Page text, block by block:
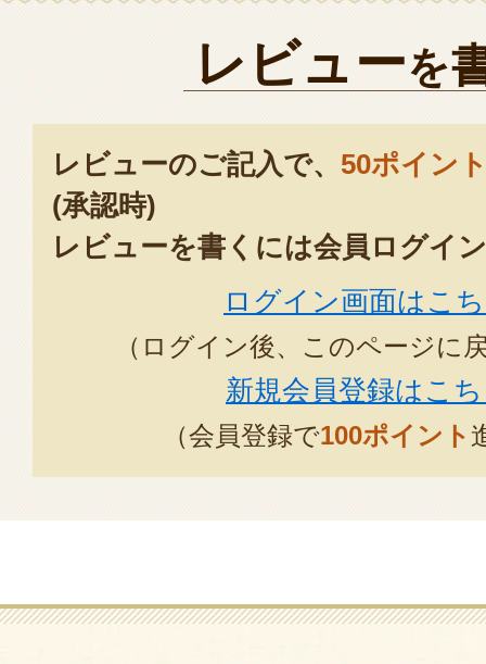
含め怠慢な行動であったと反省
今後はこのような事態を発生さ
お掛けしたしたことを重ねてお
2025年04月14日
株式
レビューを
レビューのご記入で、 50ポイン
(承認時)
レビューを書くには会員ログイ
ログイン画面はこ
（ログイン後、このページに
新規会員登録はこ
（会員登録で100ポイント